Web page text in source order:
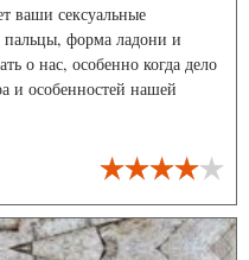
ваши сексуальные
форма ладони и
о нас, особенно когда дело
и особенностей нашей